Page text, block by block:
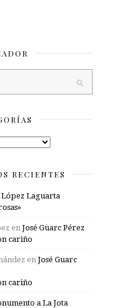
RECIENTES
Laguarta
en José Guarc Pérez
cariño
en José Guarc
cariño
a La Jota